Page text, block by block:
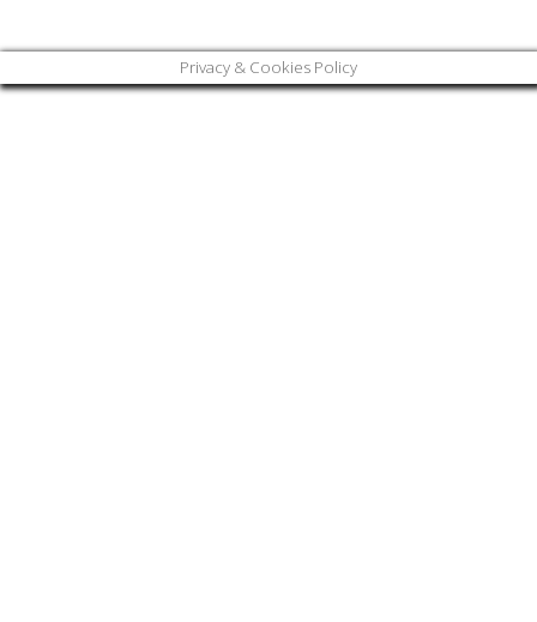
Privacy & Cookies Policy